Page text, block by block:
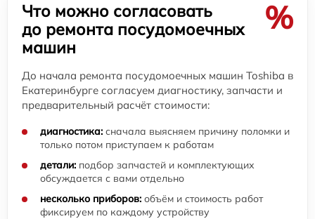
Что можно согласовать
до ремонта посудомоечных
машин
%
До начала ремонта посудомоечных машин Toshiba в
Екатеринбурге согласуем диагностику, запчасти и
предварительный расчёт стоимости:
диагностика: сначала выясняем причину поломки и
только потом приступаем к работам
детали: подбор запчастей и комплектующих
обсуждается с вами отдельно
несколько приборов: объём и стоимость работ
фиксируем по каждому устройству